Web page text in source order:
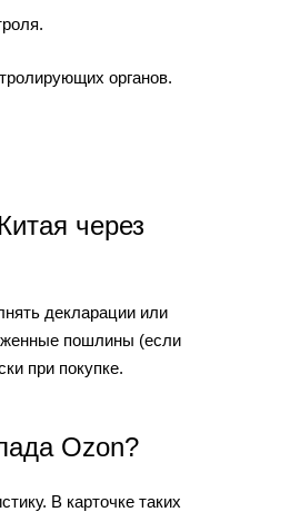
органов.
через
декларации или
пошлины (если
при покупке.
Ozon?
В карточке таких